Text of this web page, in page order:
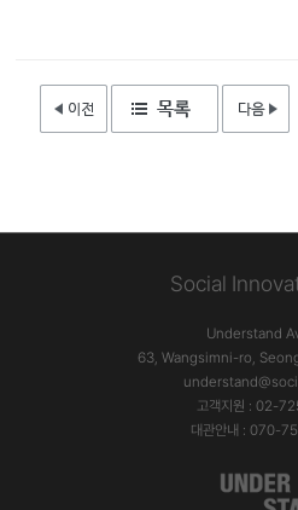
Social
Understand
63, Wangsimni-ro,
고객지원 : 02-
대관안내 : 070-